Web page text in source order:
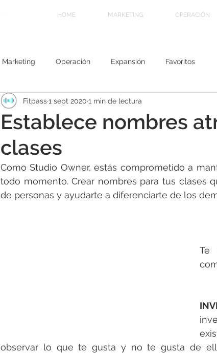
HOME MARKETING OPERACIÓN
Marketing Operación Expansión Favoritos
Establece nombres
clases
Fitpass1 sept 2020 1 min de lectura
Como Studio Owner, estás comprometido a
todo momento. Crear nombres para tus clases
de personas y ayudarte a diferenciarte de los
Te
observar lo que te gusta y no te gusta de